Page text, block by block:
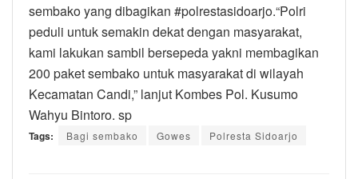
sembako yang dibagikan #polrestasidoarjo.“Polri
peduli untuk semakin dekat dengan masyarakat,
kami lakukan sambil bersepeda yakni membagikan
200 paket sembako untuk masyarakat di wilayah
Kecamatan Candi,” lanjut Kombes Pol. Kusumo
Wahyu Bintoro. sp
Tags: Bagi sembako Gowes Polresta Sidoarjo